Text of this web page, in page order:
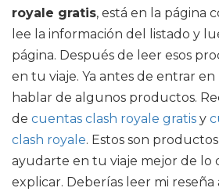
royale gratis, está en la página
lee la información del listado y
página. Después de leer esos
en tu viaje. Ya antes de entrar en
hablar de algunos productos.
de cuentas clash royale gratis y
clash royale. Estos son
ayudarte en tu viaje mejor de lo
explicar. Deberías leer mi reseña